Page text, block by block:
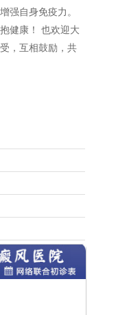
强自身免疫力。
健康！ 也欢迎大
，互相鼓励，共